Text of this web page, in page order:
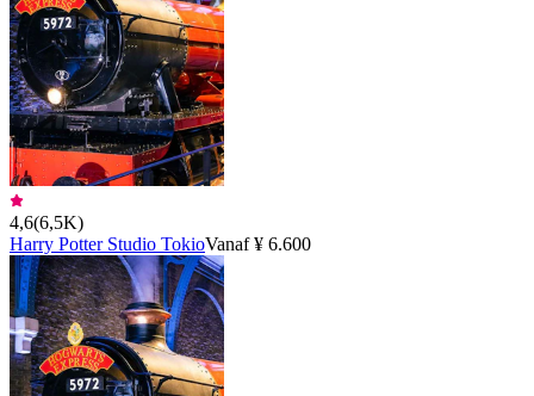
4,6(6,5K)
Harry Potter Studio TokioVanaf ¥ 6.600